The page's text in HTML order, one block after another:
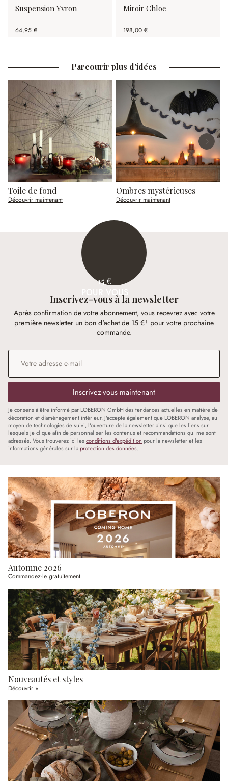
Suspension Yvron
64,95 €
Miroir Chloe
198,00 €
Parcourir plus d'idées
Toile de fond
Découvrir maintenant
Ombres mystérieuses
Découvrir maintenant
15 €
POUR VOUS
Inscrivez-vous à la newsletter
Après confirmation de votre abonnement, vous recevrez avec votre
première newsletter un bon d'achat de 15 €¹ pour votre prochaine
commande.
Adresse e-mail
Inscrivez-vous maintenant
Je consens à être informé par LOBERON GmbH des tendances actuelles en matière de
décoration et d'aménagement intérieur. J'accepte également que LOBERON analyse, au
moyen de technologies de suivi, l'ouverture de la newsletter ainsi que les liens sur
lesquels je clique afin de personnaliser les contenus et recommandations qui me sont
adressés. Vous trouverez ici les conditions d'expédition pour la newsletter et les
informations générales sur laprotection des données.
Automne 2026
Commandez-le gratuitement
Nouveautés et styles
Découvrir »